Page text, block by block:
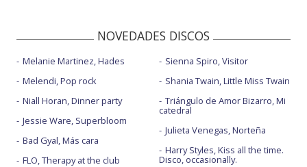
NOVEDADES DISCOS
Melanie Martinez, Hades
Melendi, Pop rock
Niall Horan, Dinner party
Jessie Ware, Superbloom
Bad Gyal, Más cara
FLO, Therapy at the club
Sienna Spiro, Visitor
Shania Twain, Little Miss Twain
Triángulo de Amor Bizarro, Mi
catedral
Julieta Venegas, Norteña
Harry Styles, Kiss all the time.
Disco, occasionally.